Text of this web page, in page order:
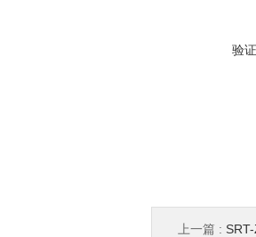
验
上一篇 : SRT-